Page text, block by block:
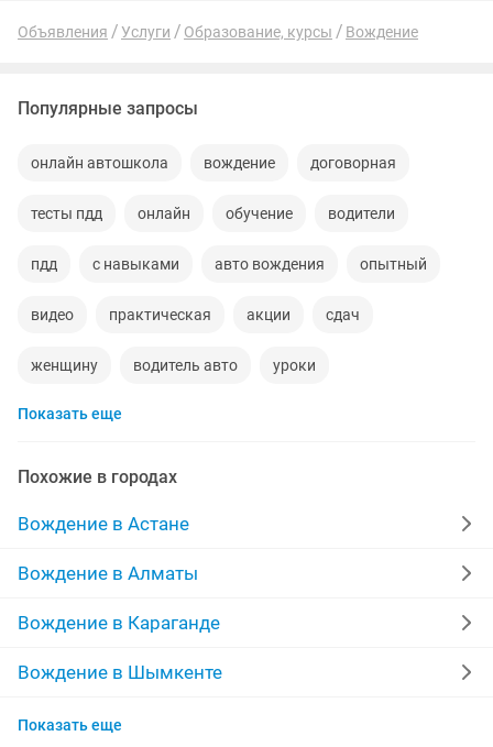
Объявления Услуги Образование, курсы Вождение
Популярные запросы
онлайн автошкола вождение договорная
тесты пдд онлайн обучение водители
пдд с навыками авто вождения опытный
видео практическая акции сдач
женщину водитель авто уроки
казахский язык
набор свидетельство
5 класс курсы языков
дорожный русский курс
обратный работа на час
спецтехника
Показать еще
Похожие в городах
Вождение в Астане
Вождение в Алматы
Вождение в Караганде
Вождение в Шымкенте
Вождение в Усть-Каменогорске
Показать еще